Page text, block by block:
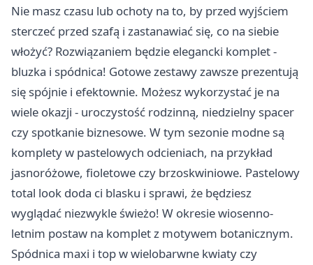
Nie masz czasu lub ochoty na to, by przed wyjściem
sterczeć przed szafą i zastanawiać się, co na siebie
włożyć? Rozwiązaniem będzie elegancki komplet -
bluzka i spódnica! Gotowe zestawy zawsze prezentują
się spójnie i efektownie. Możesz wykorzystać je na
wiele okazji - uroczystość rodzinną, niedzielny spacer
czy spotkanie biznesowe. W tym sezonie modne są
komplety w pastelowych odcieniach, na przykład
jasnoróżowe, fioletowe czy brzoskwiniowe. Pastelowy
total look doda ci blasku i sprawi, że będziesz
wyglądać niezwykle świeżo! W okresie wiosenno-
letnim postaw na komplet z motywem botanicznym.
Spódnica maxi i top w wielobarwne kwiaty czy